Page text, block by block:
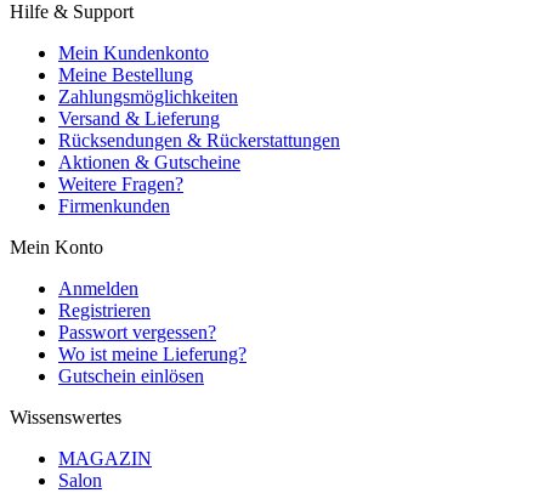
Hilfe & Support
Mein Kundenkonto
Meine Bestellung
Zahlungsmöglichkeiten
Versand & Lieferung
Rücksendungen & Rückerstattungen
Aktionen & Gutscheine
Weitere Fragen?
Firmenkunden
Mein Konto
Anmelden
Registrieren
Passwort vergessen?
Wo ist meine Lieferung?
Gutschein einlösen
Wissenswertes
MAGAZIN
Salon